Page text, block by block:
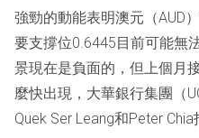
強勁的動能表明澳元（AUD
要支撐位0.6445目前可能無
景現在是負面的，但上個月
麼快出現，大華銀行集團（
Quek Ser Leang和Peter Chia